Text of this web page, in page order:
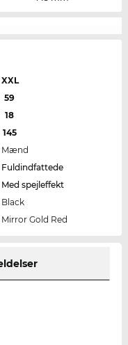
XXL
59
18
145
Mænd
Fuldindfattede
Med spejleffekt
Black
Mirror Gold Red